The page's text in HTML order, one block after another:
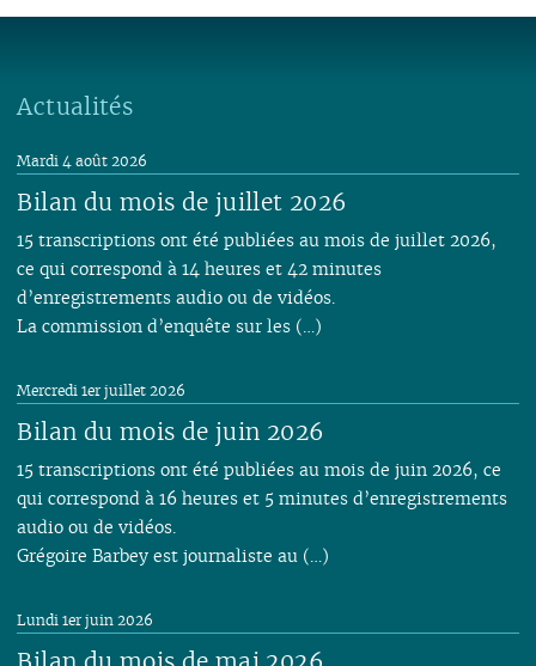
Actualités
Bilan du mois de juillet 2026
Mardi 4 août 2026
15 transcriptions ont été publiées au mois de juillet 2026,
ce qui correspond à 14 heures et 42 minutes
d’enregistrements audio ou de vidéos.
La commission d’enquête sur les (…)
Bilan du mois de juin 2026
Mercredi 1er juillet 2026
15 transcriptions ont été publiées au mois de juin 2026, ce
qui correspond à 16 heures et 5 minutes d’enregistrements
audio ou de vidéos.
Grégoire Barbey est journaliste au (…)
Lundi 1er juin 2026